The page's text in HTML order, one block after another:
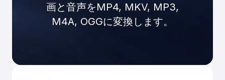
画と音声をMP4, MKV, MP3,
M4A, OGGに変換します。